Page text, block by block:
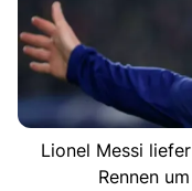
Lionel Messi
Rennen